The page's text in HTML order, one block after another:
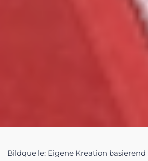
Bildquelle: Eigene Kreation basierend